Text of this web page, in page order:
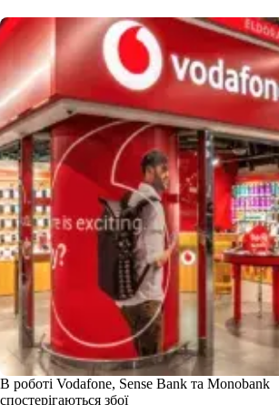
В роботі Vodafone, Sense Bank та Monobank
спостерігаються збої